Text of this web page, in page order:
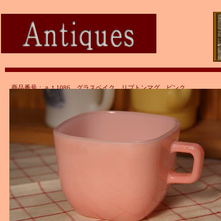
商品番号：ａｔ1086 グラスベイク リプトンマグ ピンク